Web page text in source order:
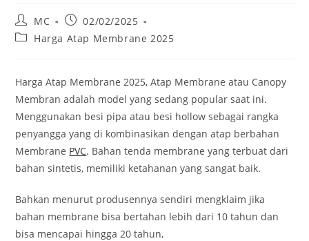
Post
author:
MC
Post
published:
02/02/2025
PostHarga Atap Membrane 2025
Harga Atap Membrane 2025, Atap Membrane atau Canopy
Membran adalah model yang sedang popular saat ini.
Menggunakan besi pipa atau besi hollow sebagai rangka
penyangga yang di kombinasikan dengan atap berbahan
Membrane PVC. Bahan tenda membrane yang terbuat dari
bahan sintetis, memiliki ketahanan yang sangat baik.
Bahkan menurut produsennya sendiri mengklaim jika
bahan membrane bisa bertahan lebih dari 10 tahun dan
bisa mencapai hingga 20 tahun,